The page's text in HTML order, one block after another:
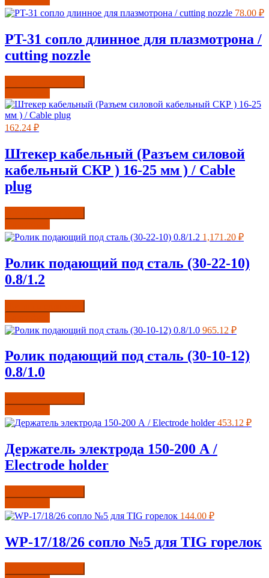
78.00 ₽
PT-31 сопло длинное для плазмотрона /
cutting nozzle
162.24 ₽
Штекер кабельный (Разъем силовой
кабельный СКР ) 16-25 мм ) / Cable
plug
1,171.20 ₽
Ролик подающий под сталь (30-22-10)
0.8/1.2
965.12 ₽
Ролик подающий под сталь (30-10-12)
0.8/1.0
453.12 ₽
Держатель электрода 150-200 А /
Electrode holder
144.00 ₽
WP-17/18/26 сопло №5 для TIG горелок